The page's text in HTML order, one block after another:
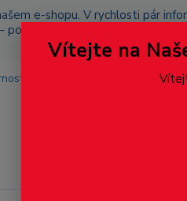
e-shopu. V rychlosti pár
pokud si z nějakého důvodu
program Doprava a platba
Vítejte na